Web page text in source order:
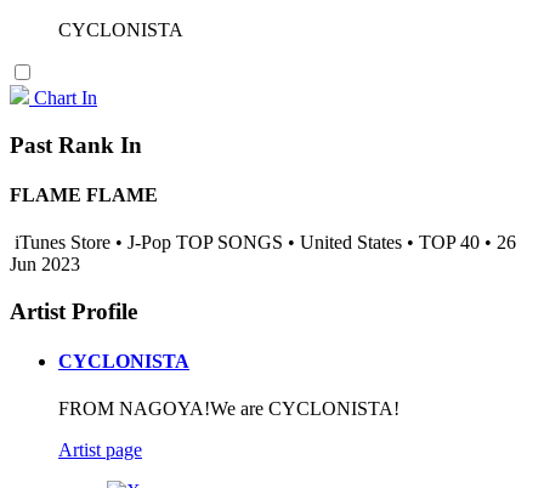
CYCLONISTA
Chart In
Past Rank In
FLAME FLAME
iTunes Store • J-Pop TOP SONGS • United States • TOP 40 • 26
Jun 2023
Artist Profile
CYCLONISTA
FROM NAGOYA!We are CYCLONISTA!
Artist page